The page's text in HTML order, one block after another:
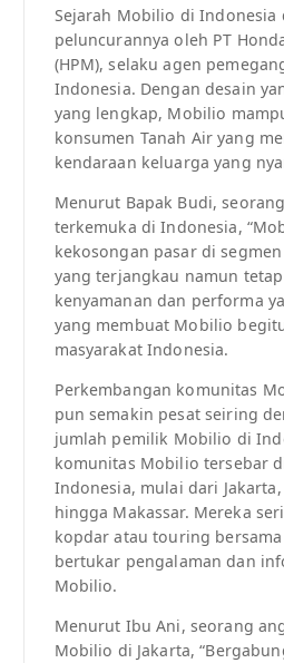
Sejarah Mobilio di Indonesia
peluncurannya oleh PT
(HPM), selaku agen
Indonesia. Dengan desain
yang lengkap, Mobilio
konsumen Tanah Air yang
kendaraan keluarga yang
Menurut Bapak Budi,
terkemuka di Indonesia,
kekosongan pasar di
yang terjangkau namun
kenyamanan dan performa
yang membuat Mobilio
masyarakat Indonesia.
Perkembangan komunitas
pun semakin pesat seiring
jumlah pemilik Mobilio di
komunitas Mobilio tersebar
Indonesia, mulai dari
hingga Makassar. Mereka
kopdar atau touring
bertukar pengalaman dan
Mobilio.
Menurut Ibu Ani, seorang
Mobilio di Jakarta,